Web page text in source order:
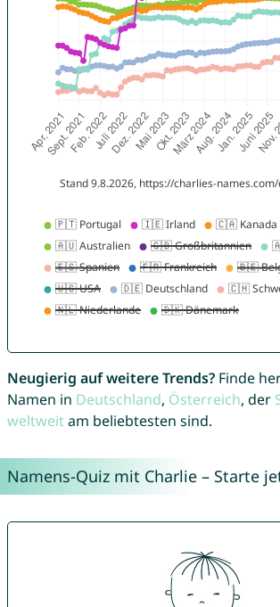
Neugierig auf weitere Trends?Finde
Namen in Deutschland, Österreich, der
weltweitam beliebtesten sind.
Namens-Quiz mit Charlie – Starte